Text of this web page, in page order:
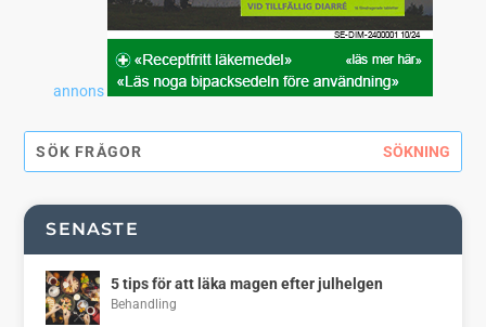
annons
SENASTE
5 tips för att läka magen efter julhelgen
Behandling